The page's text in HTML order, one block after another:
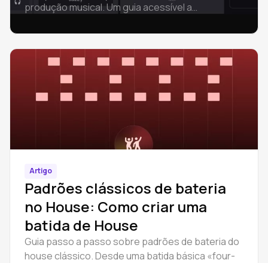
produção musical. Um guia acessível a
do MIDI, a diferença entre áudio e MIDI, os
ficheiros MIDI e os primeiros passos.
Artigo
Padrões clássicos de bateria
no House: Como criar uma
batida de House
Guia passo a passo sobre padrões de bateria do
house clássico. Desde uma batida básica «four-